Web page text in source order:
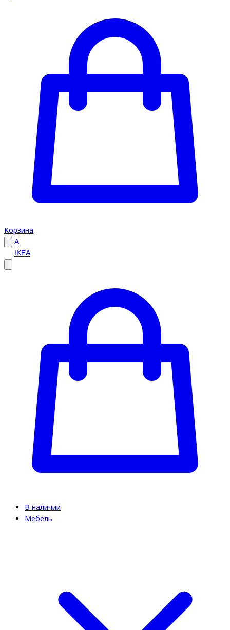
Корзина
A
IKEA
В наличии
Мебель